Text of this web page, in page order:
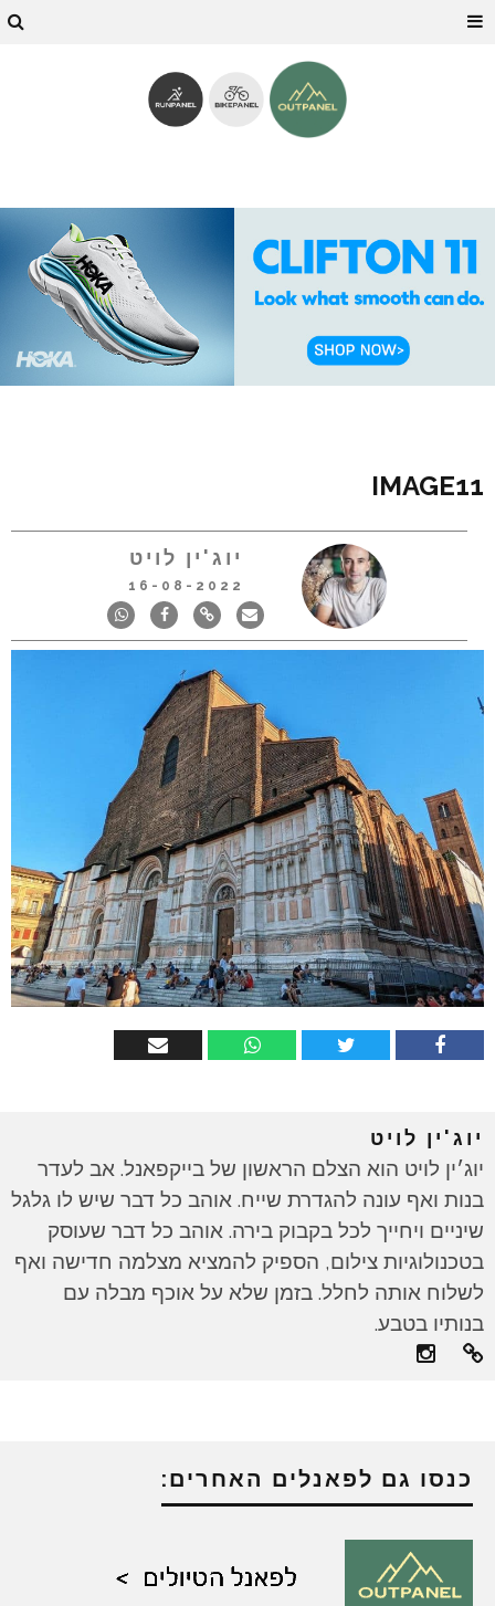
IMAGE11
יוג'ין לויט
16-08-2022
יוג'ין לויט
יוג׳ין לויט הוא הצלם הראשון של בייקפאנל. אב לעדר
בנות ואף עונה להגדרת שייח. אוהב כל דבר שיש לו גלגל
שיניים ויחייך לכל בקבוק בירה. אוהב כל דבר שעוסק
בטכנולוגיות צילום, הספיק להמציא מצלמה חדישה ואף
לשלוח אותה לחלל. בזמן שלא על אוכף מבלה עם
בנותיו בטבע.
כנסו גם לפאנלים האחרים: